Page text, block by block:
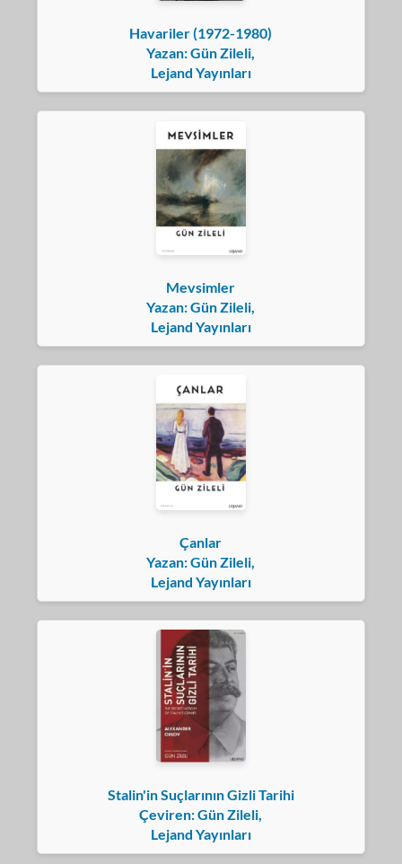
Havariler (1972-1980)
Yazan: Gün Zileli,
Lejand Yayınları
Mevsimler
Yazan: Gün Zileli,
Lejand Yayınları
Çanlar
Yazan: Gün Zileli,
Lejand Yayınları
Stalin'in Suçlarının Gizli Tarihi
Çeviren: Gün Zileli,
Lejand Yayınları